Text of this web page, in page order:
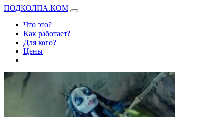
ПОДКОЛПА.КОМ
Что это?
Как работает?
Для кого?
Цены